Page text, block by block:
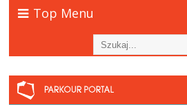
Top Menu